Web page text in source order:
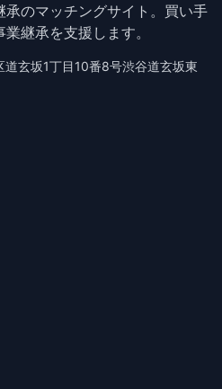
のマッチングサイト。買い手
継承を支援します。
玄坂1丁目10番8号渋谷道玄坂東